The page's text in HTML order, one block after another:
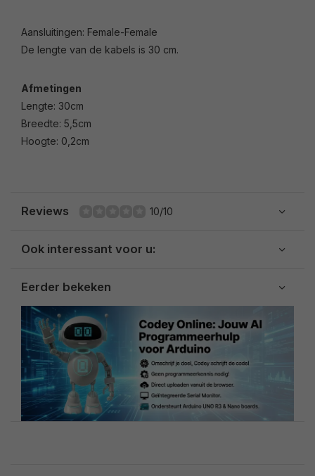
Aansluitingen: Female-Female
De lengte van de kabels is 30 cm.
Afmetingen
Lengte: 30cm
Breedte: 5,5cm
Hoogte: 0,2cm
Reviews 10/10
Ook interessant voor u:
Eerder bekeken